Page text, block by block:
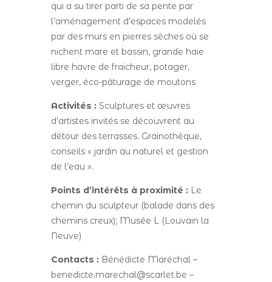
qui a su tirer parti de sa pente par
l’aménagement d’espaces modelés
par des murs en pierres sèches où se
nichent mare et bassin, grande haie
libre havre de fraicheur, potager,
verger, éco-pâturage de moutons
Activités : Sculptures et œuvres
d’artistes invités se découvrent au
détour des terrasses. Grainothèque,
conseils « jardin au naturel et gestion
de l’eau ».
Points d’intérêts à proximité : Le
chemin du sculpteur (balade dans des
chemins creux); Musée L (Louvain la
Neuve)
Contacts : Bénédicte Maréchal –
benedicte.marechal@scarlet.be –